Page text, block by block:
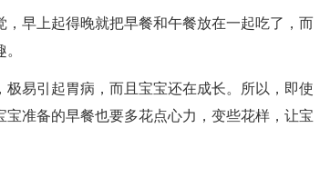
早上起得晚就把早餐和午餐放在一起吃了，而
易引起胃病，而且宝宝还在成长。所以，即使
准备的早餐也要多花点心力，变些花样，让宝